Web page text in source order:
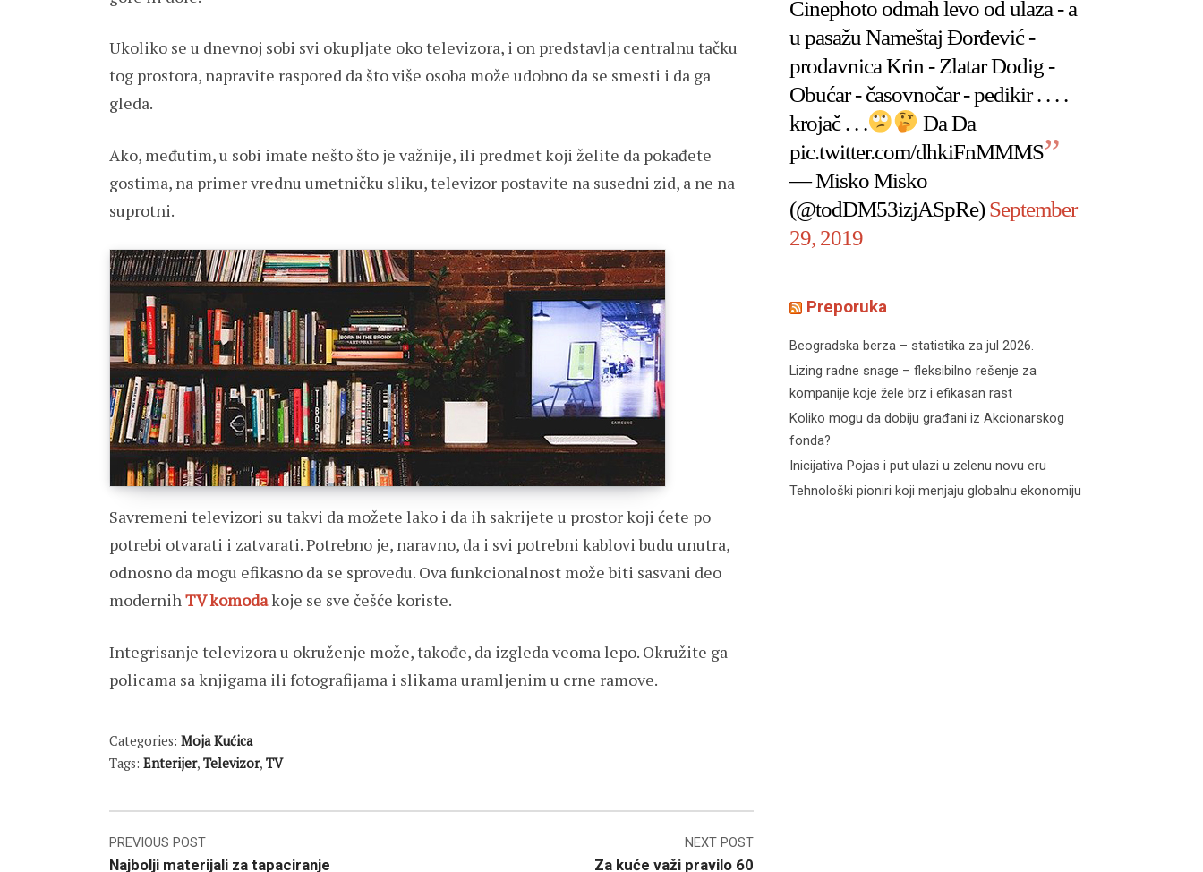
Ukoliko se u dnevnoj sobi svi okupljate oko televizora, i on predstavlja centralnu tačku
tog prostora, napravite raspored da što više osoba može udobno da se smesti i da ga
gleda.
Ako, međutim, u sobi imate nešto što je važnije, ili predmet koji želite da pokađete
gostima, na primer vrednu umetničku sliku, televizor postavite na susedni zid, a ne na
suprotni.
Savremeni televizori su takvi da možete lako i da ih sakrijete u prostor koji ćete po
potrebi otvarati i zatvarati. Potrebno je, naravno, da i svi potrebni kablovi budu unutra,
odnosno da mogu efikasno da se sprovedu. Ova funkcionalnost može biti sasvani deo
modernihTV komodakoje se sve češće koriste.
Integrisanje televizora u okruženje može, takođe, da izgleda veoma lepo. Okružite ga
policama sa knjigama ili fotografijama i slikama uramljenim u crne ramove.
Categories: Moja Kućica
Tags: Enterijer, Televizor, TV
Post
PREVIOUS POST
Najbolji materijali za tapaciranje
NEXT POST
Za kuće važi pravilo 60
Cinephoto odmah levo od ulaza - a
u pasažu Nameštaj Đorđević -
prodavnica Krin - Zlatar Dodig -
Obućar - časovnočar - pedikir . . . .
krojač . . .
Da Da
pic.twitter.com/dhkiFnMMMS
— Misko Misko
(@todDM53izjASpRe)September
29, 2019
Preporuka
Beogradska berza – statistika za jul 2026.
Lizing radne snage – fleksibilno rešenje za
kompanije koje žele brz i efikasan rast
Koliko mogu da dobiju građani iz Akcionarskog
fonda?
Inicijativa Pojas i put ulazi u zelenu novu eru
Tehnološki pioniri koji menjaju globalnu ekonomiju